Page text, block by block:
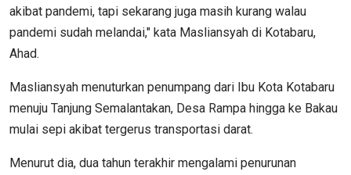
akibat pandemi, tapi sekarang juga masih kurang walau
pandemi sudah melandai," kata Masliansyah di Kotabaru,
Ahad.
Masliansyah menuturkan penumpang dari Ibu Kota Kotabaru
menuju Tanjung Semalantakan, Desa Rampa hingga ke Bakau
mulai sepi akibat tergerus transportasi darat.
Menurut dia, dua tahun terakhir mengalami penurunan